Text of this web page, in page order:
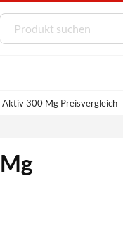
Aktiv 300 Mg Preisvergleich